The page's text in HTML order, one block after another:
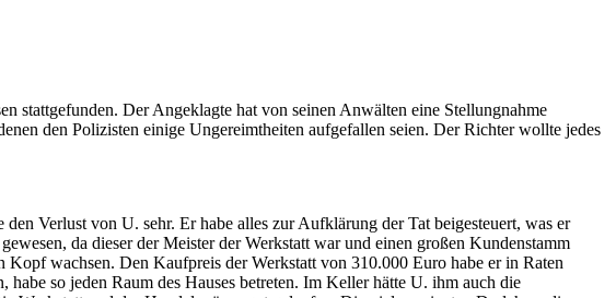
stattgefunden. Der Angeklagte hat von seinen Anwälten eine Stellungnahme
den Polizisten einige Ungereimtheiten aufgefallen seien. Der Richter wollte jedes
Verlust von U. sehr. Er habe alles zur Aufklärung der Tat beigesteuert, was er
da dieser der Meister der Werkstatt war und einen großen Kundenstamm
wachsen. Den Kaufpreis der Werkstatt von 310.000 Euro habe er in Raten
so jeden Raum des Hauses betreten. Im Keller hätte U. ihm auch die